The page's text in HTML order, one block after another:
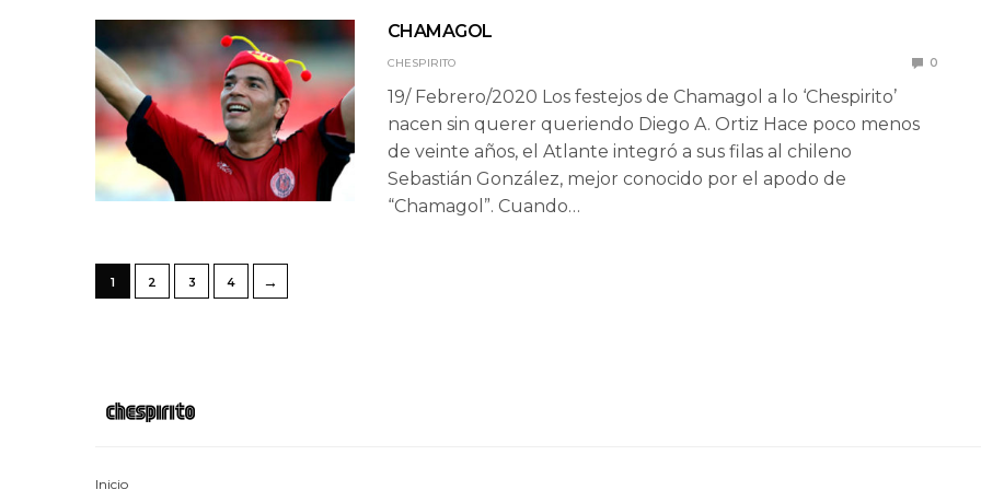
CHAMAGOL
CHESPIRITO 0
19/ Febrero/2020 Los festejos de Chamagol a lo ‘Chespirito’
nacen sin querer queriendo Diego A. Ortiz Hace poco menos
de veinte años, el Atlante integró a sus filas al chileno
Sebastián González, mejor conocido por el apodo de
“Chamagol”. Cuando…
1 2 3 4 →
Inicio